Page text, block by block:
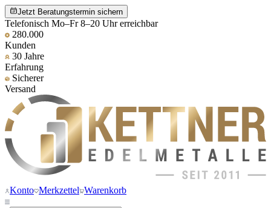
Jetzt Beratungstermin sichern
Telefonisch Mo–Fr 8–20 Uhr erreichbar
280.000
Kunden
30 Jahre
Erfahrung
Sicherer
Versand
Konto Merkzettel Warenkorb